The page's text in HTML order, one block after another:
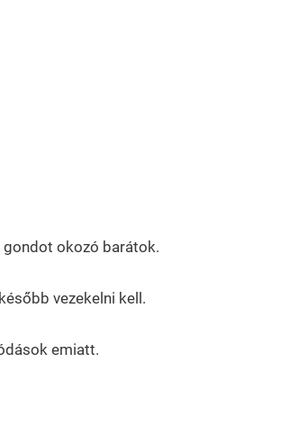
okozó barátok.
vezekelni kell.
emiatt.